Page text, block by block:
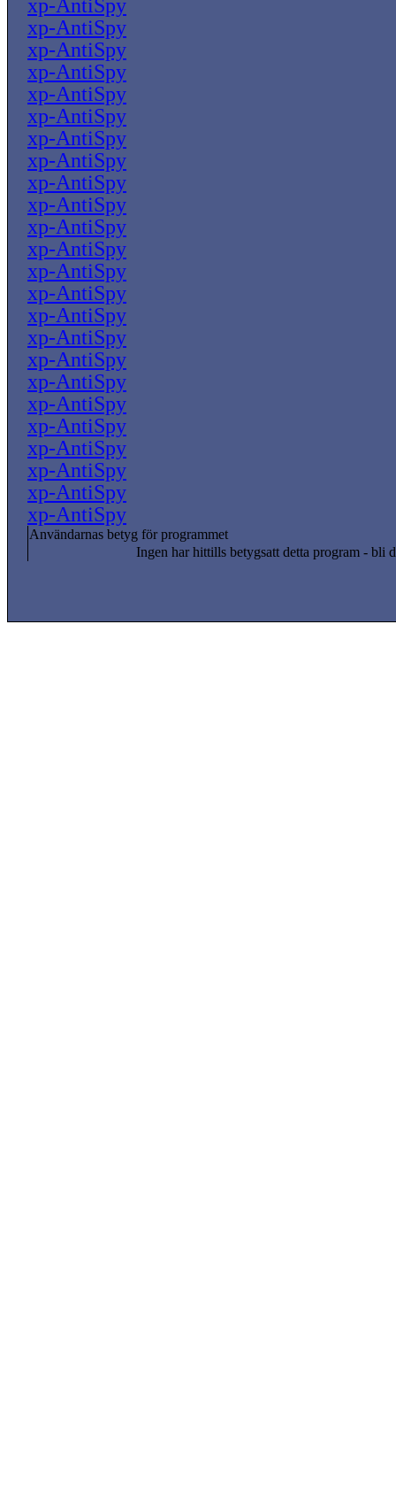
xp-AntiSpy
xp-AntiSpy
xp-AntiSpy
xp-AntiSpy
xp-AntiSpy
xp-AntiSpy
xp-AntiSpy
xp-AntiSpy
xp-AntiSpy
xp-AntiSpy
xp-AntiSpy
xp-AntiSpy
xp-AntiSpy
xp-AntiSpy
xp-AntiSpy
xp-AntiSpy
xp-AntiSpy
xp-AntiSpy
xp-AntiSpy
xp-AntiSpy
xp-AntiSpy
xp-AntiSpy
xp-AntiSpy
xp-AntiSpy
Användarnas betyg för programmet
Ingen har hittills betygsatt detta program - bli